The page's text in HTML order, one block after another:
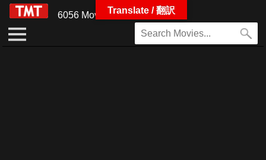
6056 MoviesTranslate / 翻訳